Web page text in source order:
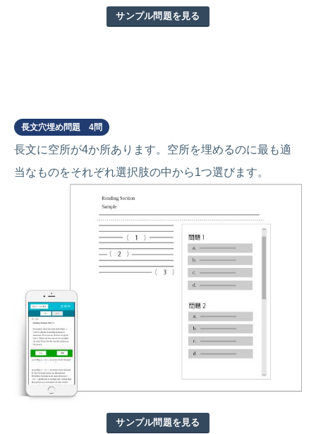
サンプル問題を見る
長文穴埋め問題 4問
長文に空所が4か所あります。空所を埋めるのに最も適
当なものをそれぞれ選択肢の中から1つ選びます。
サンプル問題を見る